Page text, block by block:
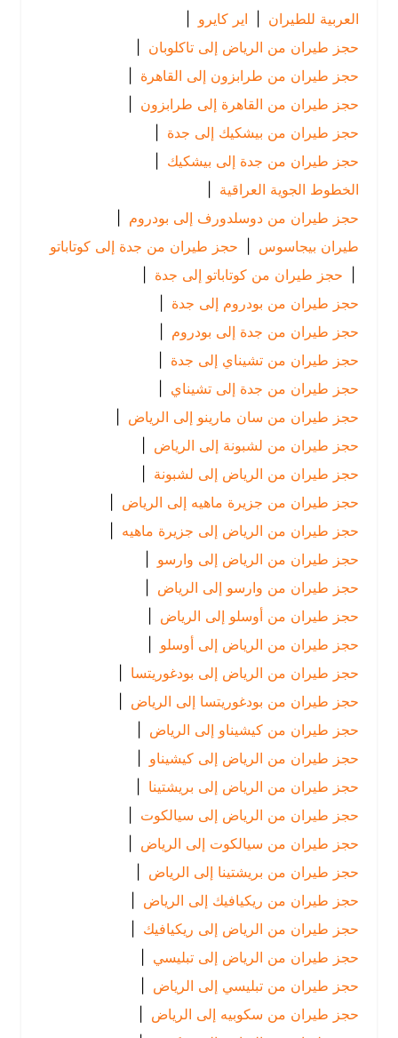
العربية للطيران | اير كايرو
|
حجز طيران من الرياض إلى تاكلوبان |
حجز طيران من طرابزون إلى القاهرة |
حجز طيران من القاهرة إلى طرابزون |
حجز طيران من بيشكيك إلى جدة
حجز طيران من جدة إلى بيشكيك |
الخطوط الجوية العراقية
حجز طيران من دوسلدورف إلى بودروم |
طيران بيجاسوس | حجز طيران من جدة إلى كوتاباتو
حجز طيران من كوتاباتو إلى جدة
حجز طيران من بودروم إلى جدة
حجز طيران من جدة إلى بودروم |
حجز طيران من تشيناي إلى جدة
حجز طيران من جدة إلى تشيناي |
حجز طيران من سان مارينو إلى الرياض
|
حجز طيران من لشبونة إلى الرياض
|
حجز طيران من الرياض إلى لشبونة |
حجز طيران من جزيرة ماهيه إلى الرياض
|
حجز طيران من الرياض إلى جزيرة ماهيه |
حجز طيران من الرياض إلى وارسو
|
حجز طيران من وارسو إلى الرياض
|
حجز طيران من أوسلو إلى الرياض
|
حجز طيران من الرياض إلى أوسلو
|
حجز طيران من الرياض إلى بودغوريتسا
|
حجز طيران من بودغوريتسا إلى الرياض
|
حجز طيران من كيشيناو إلى الرياض
|
حجز طيران من الرياض إلى كيشيناو |
حجز طيران من الرياض إلى بريشتينا |
حجز طيران من الرياض إلى سيالكوت |
حجز طيران من سيالكوت إلى الرياض
|
حجز طيران من بريشتينا إلى الرياض
|
حجز طيران من ريكيافيك إلى الرياض
|
حجز طيران من الرياض إلى ريكيافيك |
حجز طيران من الرياض إلى تبليسي |
حجز طيران من تبليسي إلى الرياض
|
حجز طيران من سكوبيه إلى الرياض
|